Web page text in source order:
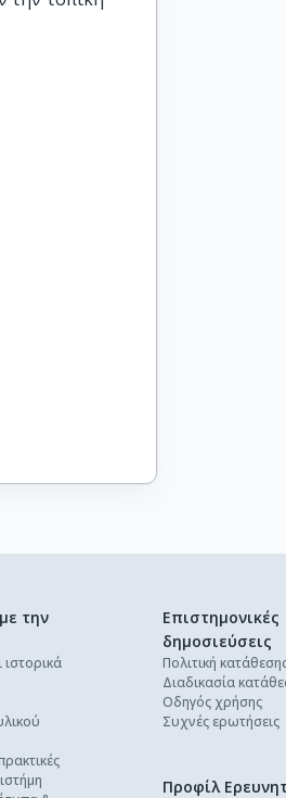
την
ιστορικά
Επιστημονικές
δημοσιεύσεις
Πολιτική
Διαδικασία
Οδηγός χρήσης
Συχνές ερωτήσεις
Προφίλ